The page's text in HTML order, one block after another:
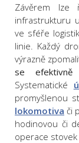
Závěrem lze
infrastrukturu
ve sféře
linie. Každý
výrazně
se efektivně
Systematické
promyšlenou
lokomotiva či
hodinovou či
operace